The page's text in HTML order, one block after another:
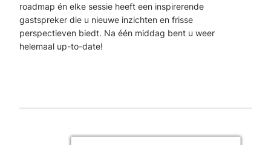
roadmap én elke sessie heeft een inspirerende
gastspreker die u nieuwe inzichten en frisse
perspectieven biedt. Na één middag bent u weer
helemaal up-to-date!